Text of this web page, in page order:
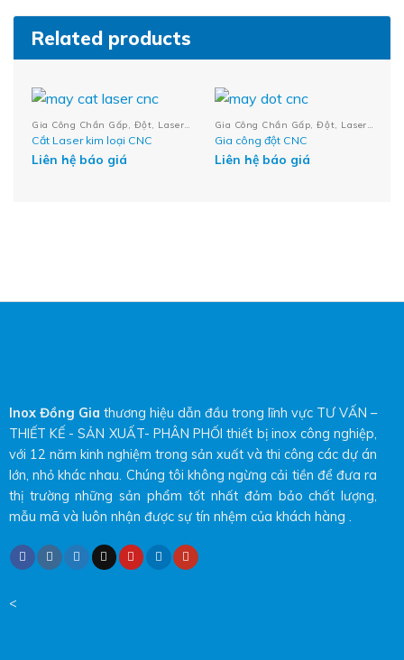
Related products
Gia Công Chắn Gấp, Đột, Laser CNC
Cắt Laser kim loại CNC
Liên hệ báo giá
Gia Công Chắn Gấp, Đột, Laser CNC
Gia công đột CNC
Liên hệ báo giá
Inox Đồng Gia thương hiệu dẫn đầu trong lĩnh vực TƯ VẤN –
THIẾT KẾ - SẢN XUẤT- PHÂN PHỐI thiết bị inox công nghiệp,
với 12 năm kinh nghiệm trong sản xuất và thi công các dự án
lớn, nhỏ khác nhau. Chúng tôi không ngừng cải tiền để đưa ra
thị trường những sản phẩm tốt nhất đảm bảo chất lượng,
mẫu mã và luôn nhận được sự tín nhệm của khách hàng .
<